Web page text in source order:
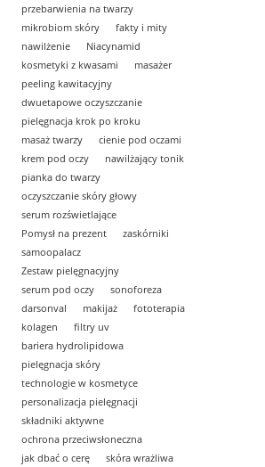
przebarwienia na twarzy
mikrobiom skóry
fakty i mity
nawilżenie
Niacynamid
kosmetyki z kwasami
masażer
peeling kawitacyjny
dwuetapowe oczyszczanie
pielęgnacja krok po kroku
masaż twarzy
cienie pod oczami
krem pod oczy
nawilżający tonik
pianka do twarzy
oczyszczanie skóry głowy
serum rozświetlające
Pomysł na prezent
zaskórniki
samoopalacz
Zestaw pielęgnacyjny
serum pod oczy
sonoforeza
darsonval
makijaż
fototerapia
kolagen
filtry uv
bariera hydrolipidowa
pielęgnacja skóry
technologie w kosmetyce
personalizacja pielęgnacji
składniki aktywne
ochrona przeciwsłoneczna
jak dbać o cerę
skóra wrażliwa